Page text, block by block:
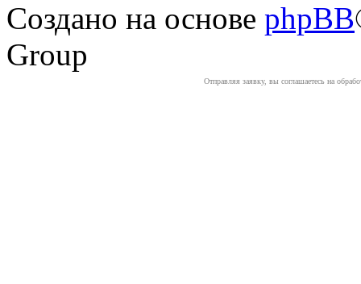
Создано на основе phpBB
Group
Отправляя заявку, вы соглашаетесь на